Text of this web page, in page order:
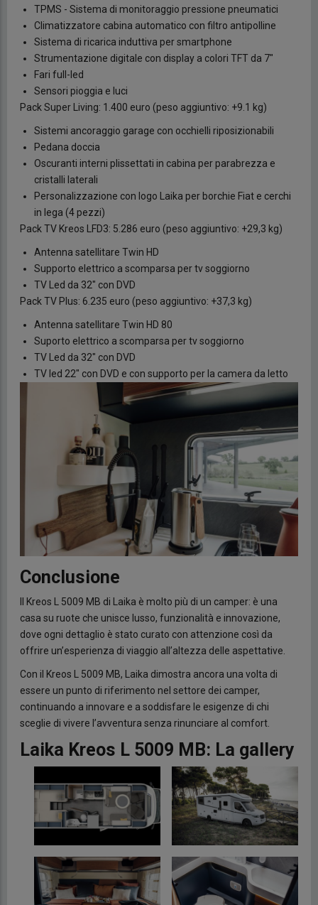
TPMS - Sistema di monitoraggio pressione pneumatici
Climatizzatore cabina automatico con filtro antipolline
Sistema di ricarica induttiva per smartphone
Strumentazione digitale con display a colori TFT da 7"
Fari full-led
Sensori pioggia e luci
Pack Super Living: 1.400 euro (peso aggiuntivo: +9.1 kg)
Sistemi ancoraggio garage con occhielli riposizionabili
Pedana doccia
Oscuranti interni plissettati in cabina per parabrezza e
cristalli laterali
Personalizzazione con logo Laika per borchie Fiat e cerchi
in lega (4 pezzi)
Pack TV Kreos LFD3: 5.286 euro (peso aggiuntivo: +29,3 kg)
Antenna satellitare Twin HD
Supporto elettrico a scomparsa per tv soggiorno
TV Led da 32" con DVD
Pack TV Plus: 6.235 euro (peso aggiuntivo: +37,3 kg)
Antenna satellitare Twin HD 80
Suporto elettrico a scomparsa per tv soggiorno
TV Led da 32" con DVD
TV led 22" con DVD e con supporto per la camera da letto
Conclusione
Il Kreos L 5009 MB di Laika è molto più di un camper: è una
casa su ruote che unisce lusso, funzionalità e innovazione,
dove ogni dettaglio è stato curato con attenzione così da
offrire un’esperienza di viaggio all’altezza delle aspettative.
Con il Kreos L 5009 MB, Laika dimostra ancora una volta di
essere un punto di riferimento nel settore dei camper,
continuando a innovare e a soddisfare le esigenze di chi
sceglie di vivere l’avventura senza rinunciare al comfort.
Laika Kreos L 5009 MB: La gallery